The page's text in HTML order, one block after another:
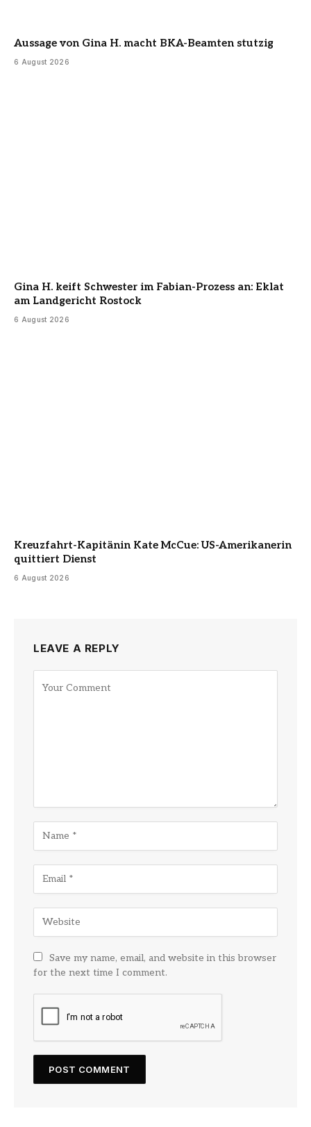
Aussage von Gina H. macht BKA-Beamten stutzig
6 August 2026
Gina H. keift Schwester im Fabian-Prozess an: Eklat
am Landgericht Rostock
6 August 2026
Kreuzfahrt-Kapitänin Kate McCue: US-Amerikanerin
quittiert Dienst
6 August 2026
LEAVE A REPLY
Save my name, email, and website in this browser
for the next time I comment.